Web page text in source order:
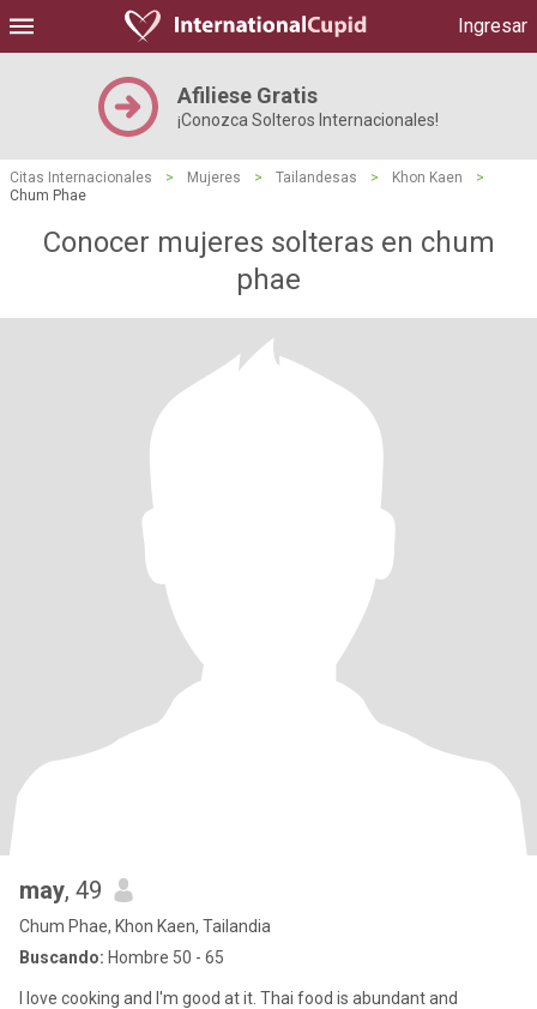
Ingresar
Afiliese Gratis
¡Conozca Solteros Internacionales!
Citas Internacionales > Mujeres > Tailandesas > Khon Kaen
>
Chum Phae
Conocer mujeres solteras en chum
phae
may, 49
Chum Phae, Khon Kaen, Tailandia
Buscando: Hombre 50 - 65
I love cooking and I'm good at it. Thai food is abundant and